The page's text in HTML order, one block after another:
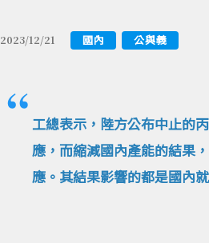
2023/12/21 國內 公與義
工總表示，陸方公布中止的
應，而縮減國內產能的結果
應。其結果影響的都是國內